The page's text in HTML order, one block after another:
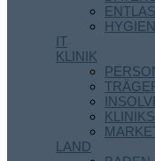
IT
KLINIK
LAND